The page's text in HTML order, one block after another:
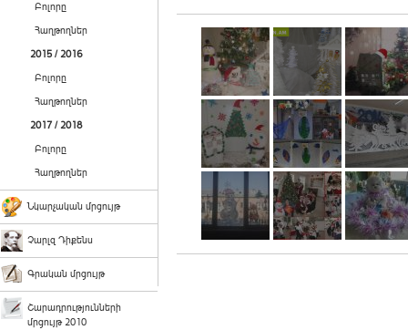
Բոլորը
Հաղթողներ
2015 / 2016
Բոլորը
Հաղթողներ
2017 / 2018
Բոլորը
Հաղթողներ
Նկարչական մրցույթ
Չարլզ Դիքենս
Գրական մրցույթ
Շարադրությունների
մրցույթ 2010